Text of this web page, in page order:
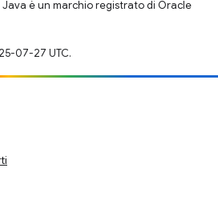
Java è un marchio registrato di Oracle
07-27 UTC.